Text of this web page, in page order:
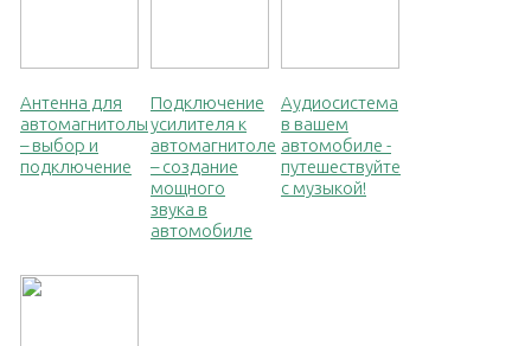
Антенна для
автомагнитолы
– выбор и
подключение
Подключение
усилителя к
автомагнитоле
– создание
мощного
звука в
автомобиле
Аудиосистема
в вашем
автомобиле -
путешествуйте
с музыкой!